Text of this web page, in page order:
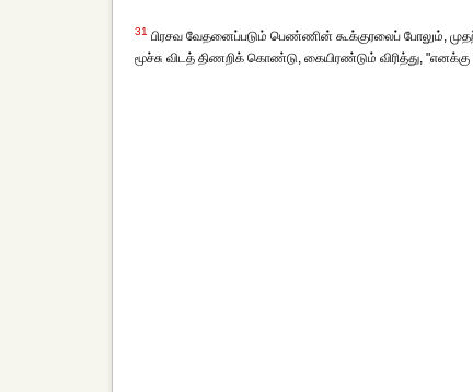
31 பிரசவ வேதனைப்படும் பெண்ணின் கூக்குரலைப் போலும்,
மூச்சு விடத் திணறிக் கொண்டு, கையிரண்டும் விரித்து,